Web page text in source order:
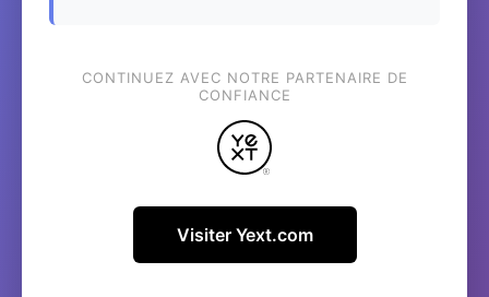
CONTINUEZ AVEC NOTRE PARTENAIRE DE
CONFIANCE
Visiter Yext.com